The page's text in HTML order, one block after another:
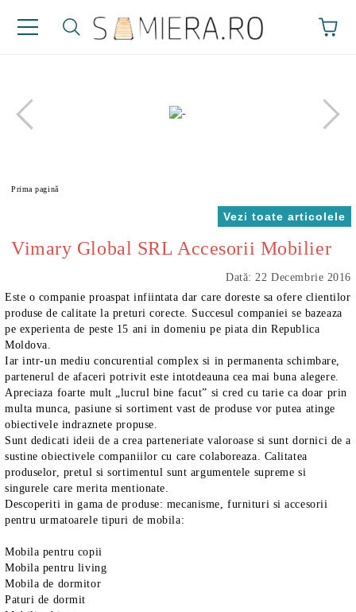
Prima pagină
Vezi toate articolele
Vimary Global SRL Accesorii Mobilier
Dată: 22 Decembrie 2016
Este o companie proaspat infiintata dar care doreste sa ofere clientilor
produse de calitate la preturi corecte. Succesul companiei se bazeaza
pe experienta de peste 15 ani in domeniu pe piata din Republica
Moldova.
Iar intr-un mediu concurential complex si in permanenta schimbare,
partenerul de afaceri potrivit este intotdeauna cea mai buna alegere.
Apreciaza foarte mult „lucrul bine facut” si cred cu tarie ca doar prin
multa munca, pasiune si sortiment vast de produse vor putea atinge
obiectivele indraznete propuse.
Sunt dedicati ideii de a crea parteneriate valoroase si sunt dornici de a
sustine obiectivele companiilor cu care colaboreaza. Calitatea
produselor, pretul si sortimentul sunt argumentele supreme si
singurele care merita mentionate.
Descoperiti in gama de produse: mecanisme, furnituri si accesorii
pentru urmatoarele tipuri de mobila:
Mobila pentru copii
Mobila pentru living
Mobila de dormitor
Paturi de dormit